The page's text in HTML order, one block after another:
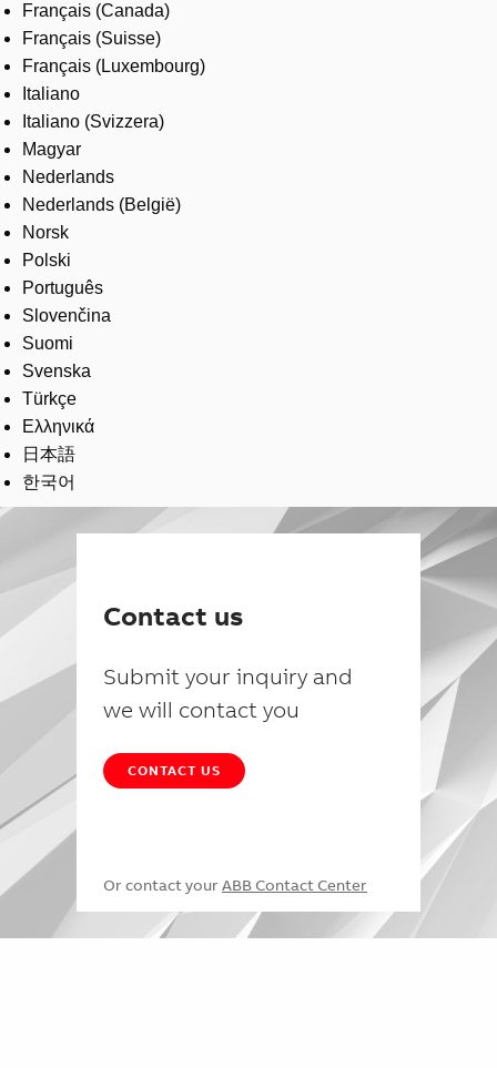
Français (Canada)
Français (Suisse)
Français (Luxembourg)
Italiano
Italiano (Svizzera)
Magyar
Nederlands
Nederlands (België)
Norsk
Polski
Português
Slovenčina
Suomi
Svenska
Türkçe
Ελληνικά
日本語
한국어
Contact us
Submit your inquiry and
we will contact you
CONTACT US
Or contact your ABB Contact Center